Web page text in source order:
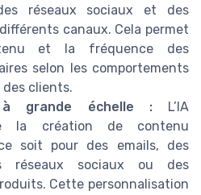
réseaux sociaux et des
canaux. Cela permet
et la fréquence des
selon les comportements
clients.
à grande échelle :L’IA
la création de contenu
soit pour des emails, des
réseaux sociaux ou des
Cette personnalisation